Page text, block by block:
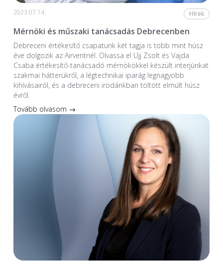
2023.07.14. Hírek
Mérnöki és műszaki tanácsadás Debrecenben
Debreceni értékesítő csapatunk két tagja is több mint húsz
éve dolgozik az Airventnél. Olvassa el Ujj Zsolt és Vajda
Csaba értékesítő-tanácsadó mérnökökkel készült interjúnkat
szakmai hátterükről, a légtechnikai iparág legnagyobb
kihívásairól, és a debreceni irodánkban töltött elmúlt húsz
évről.
Tovább olvasom →